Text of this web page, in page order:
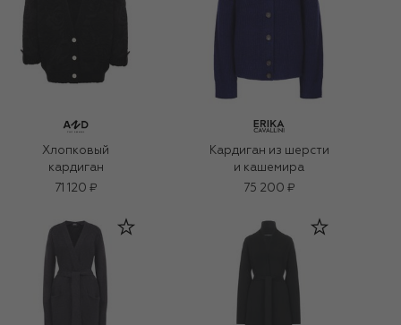
Хлопковый
кардиган
71 120 ₽
Кардиган из шерсти
и кашемира
75 200 ₽